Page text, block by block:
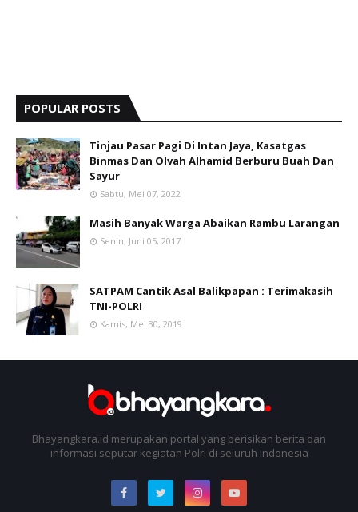
POPULAR POSTS
Tinjau Pasar Pagi Di Intan Jaya, Kasatgas
Binmas Dan Olvah Alhamid Berburu Buah Dan
Sayur
Sabtu, Mei 07, 2022
Masih Banyak Warga Abaikan Rambu Larangan
Senin, Juni 05, 2017
SATPAM Cantik Asal Balikpapan : Terimakasih
TNI-POLRI
Kamis, Mei 30, 2019
Bhayangkara.id merupakan portal yang berisikan berita dan
informasi seputar kegiatan Polri di seluruh Indonesia